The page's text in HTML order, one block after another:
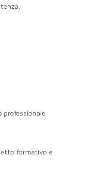
professionale
formativo e